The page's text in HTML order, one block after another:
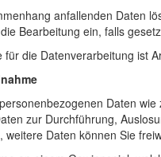
anfallenden Daten
Bearbeitung ein, falls
für die Datenverarbeitung ist
Daten
zur Durchführung,
weitere Daten können Sie